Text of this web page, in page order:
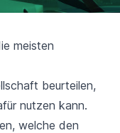
meisten
beurteilen,
nutzen kann.
welche den